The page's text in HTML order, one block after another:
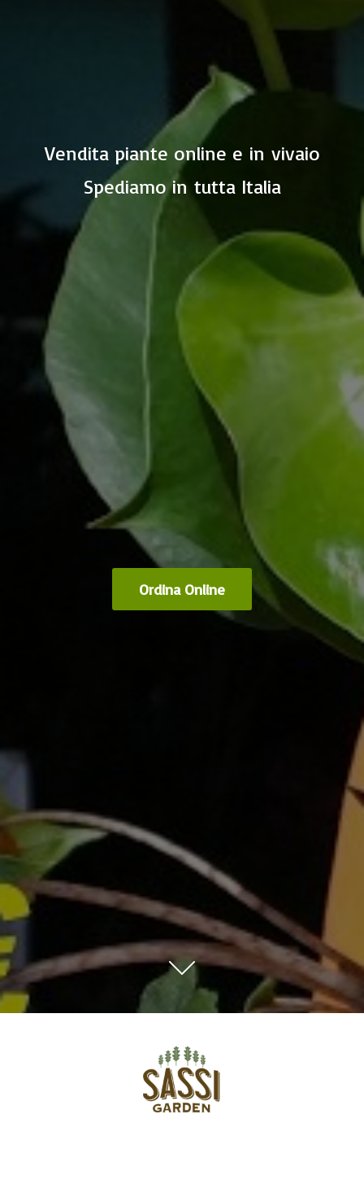
Vendita piante online e in vivaio
Spediamo in tutta Italia
Ordina Online